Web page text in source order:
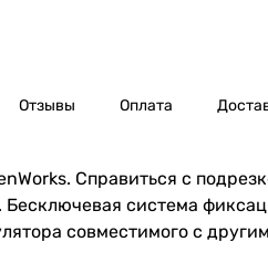
Отзывы Оплата
Справиться с
система
совместимого с